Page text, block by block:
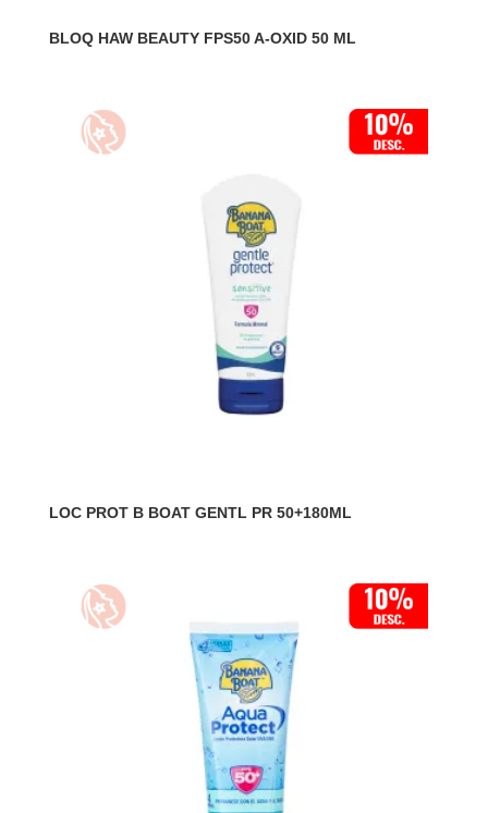
BLOQ HAW BEAUTY FPS50 A-OXID 50 ML
LOC PROT B BOAT GENTL PR 50+180ML